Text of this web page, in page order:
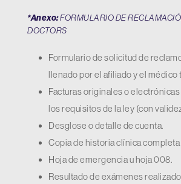
*Anexo:FORMULARIO DE
DOCTORS
Formulario de solicitud de
llenado por el afiliado y el médico
Facturas originales o
los requisitos de la ley (con
Desglose o detalle de cuenta.
Copia de historia clínica
Hoja de emergencia u hoja 008.
Resultado de exámenes